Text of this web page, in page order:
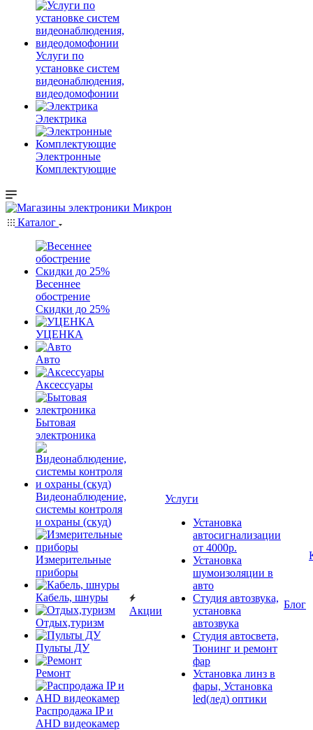
Услуги по
установке систем
видеонаблюдения,
видеодомофонии
Электрика
Электронные
Комплектующие
Каталог
Весеннее
обострение
Скидки до 25%
УЦЕНКА
Авто
Аксессуары
Бытовая
электроника
Видеонаблюдение,
системы контроля
и охраны (скуд)
Измерительные
приборы
Кабель, шнуры
Отдых,туризм
Пульты ДУ
Ремонт
Распродажа IP и
AHD видеокамер
Акции
Услуги
Установка
автосигнализации
от 4000р.
Установка
шумоизоляции в
авто
Студия автозвука,
установка
автозвука
Студия автосвета,
Тюнинг и ремонт
фар
Установка линз в
фары, Установка
led(лед) оптики
Блог